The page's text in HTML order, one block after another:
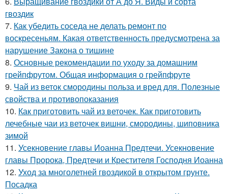
гвоздик
7. Как убедить соседа не делать ремонт по
воскресеньям. Какая ответственность предусмотрена за
нарушение Закона о тишине
8. Основные рекомендации по уходу за домашним
грейпфрутом. Общая информация о грейпфруте
9. Чай из веток смородины польза и вред для. Полезные
свойства и противопоказания
10. Как приготовить чай из веточек. Как приготовить
лечебные чаи из веточек вишни, смородины, шиповника
зимой
11. Усекновение главы Иоанна Предтечи. Усекновение
главы Пророка, Предтечи и Крестителя Господня Иоанна
12. Уход за многолетней гвоздикой в открытом грунте.
Посадка